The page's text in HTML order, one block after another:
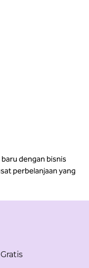
dengan bisnis
perbelanjaan yang
Gratis